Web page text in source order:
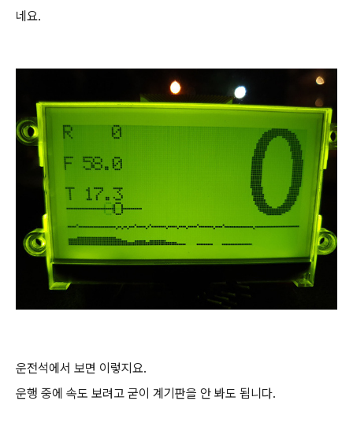
네요.
운전석에서 보면 이렇지요.
운행 중에 속도 보려고 굳이 계기판을 안 봐도 됩니다.